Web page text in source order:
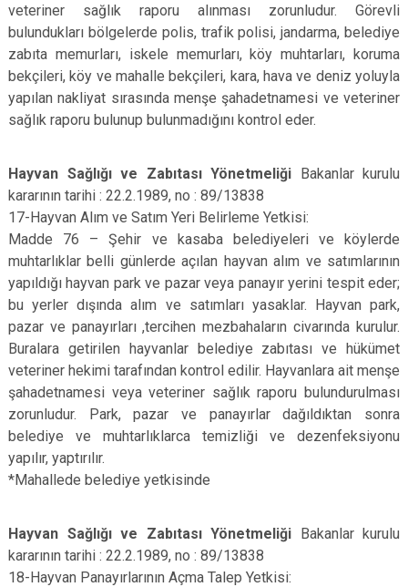
veteriner sağlık raporu alınması zorunludur. Görevli
bulundukları bölgelerde polis, trafik polisi, jandarma, belediye
zabıta memurları, iskele memurları, köy muhtarları, koruma
bekçileri, köy ve mahalle bekçileri, kara, hava ve deniz yoluyla
yapılan nakliyat sırasında menşe şahadetnamesi ve veteriner
sağlık raporu bulunup bulunmadığını kontrol eder.
Hayvan Sağlığı ve Zabıtası Yönetmeliği Bakanlar kurulu
kararının tarihi : 22.2.1989, no : 89/13838
17-Hayvan Alım ve Satım Yeri Belirleme Yetkisi:
Madde 76 – Şehir ve kasaba belediyeleri ve köylerde
muhtarlıklar belli günlerde açılan hayvan alım ve satımlarının
yapıldığı hayvan park ve pazar veya panayır yerini tespit eder;
bu yerler dışında alım ve satımları yasaklar. Hayvan park,
pazar ve panayırları ,tercihen mezbahaların civarında kurulur.
Buralara getirilen hayvanlar belediye zabıtası ve hükümet
veteriner hekimi tarafından kontrol edilir. Hayvanlara ait menşe
şahadetnamesi veya veteriner sağlık raporu bulundurulması
zorunludur. Park, pazar ve panayırlar dağıldıktan sonra
belediye ve muhtarlıklarca temizliği ve dezenfeksiyonu
yapılır, yaptırılır.
*Mahallede belediye yetkisinde
Hayvan Sağlığı ve Zabıtası Yönetmeliği Bakanlar kurulu
kararının tarihi : 22.2.1989, no : 89/13838
18-Hayvan Panayırlarının Açma Talep Yetkisi: